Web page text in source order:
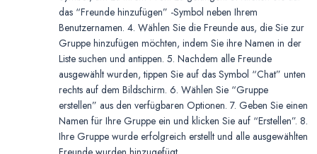
das “Freunde hinzufügen” -Symbol neben Ihrem
Benutzernamen. 4. Wählen Sie die Freunde aus, die Sie zur
Gruppe hinzufügen möchten, indem Sie ihre Namen in der
Liste suchen und antippen. 5. Nachdem alle Freunde
ausgewählt wurden, tippen Sie auf das Symbol “Chat” unten
rechts auf dem Bildschirm. 6. Wählen Sie “Gruppe
erstellen” aus den verfügbaren Optionen. 7. Geben Sie einen
Namen für Ihre Gruppe ein und klicken Sie auf “Erstellen”. 8.
Ihre Gruppe wurde erfolgreich erstellt und alle ausgewählten